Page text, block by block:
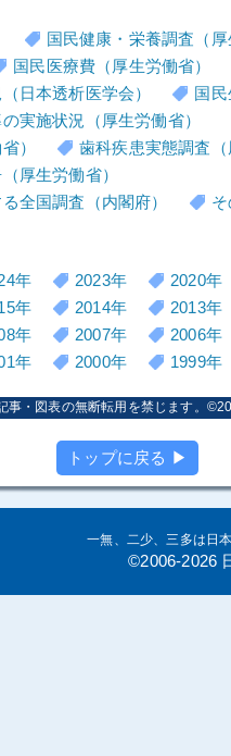
国民健康・栄養調査（
国民医療費（厚生労働省）
日本透析医学会）
国
実施状況（厚生労働省）
）
歯科疾患実態調査
厚生労働省）
全国調査（内閣府）
年 2023年
2020年
年 2014年
2013年
年 2007年
2006年
年 2000年 1999年
事・図表の無断転用を禁じます。
トップに戻る ▶
一無、二少、三多は日
©2006-2026